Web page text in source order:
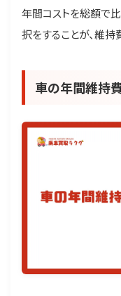
年間コストを総額で
択をすることが、維
車の年間維持